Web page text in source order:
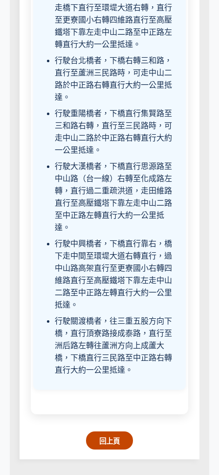
走橋下直行至環堤大道右轉，直行
至更寮國小右轉四維路直行至高壓
鐵塔下靠左走中山二路至中正路左
轉直行大約一公里抵達。
行駛台北橋者，下橋右轉三和路，
直行至蘆洲三民路時，可走中山二
路於中正路右轉直行大約一公里抵
達。
行駛重陽橋者，下橋直行集賢路至
三和路右轉，直行至三民路時，可
走中山二路於中正路右轉直行大約
一公里抵達。
行駛大漢橋者，下橋直行思源路至
中山路（台一線）右轉至化成路左
轉，直行過二重疏洪道，走田維路
直行至高壓鐵塔下靠左走中山二路
至中正路左轉直行大約一公里抵
達。
行駛中興橋者，下橋直行靠右，橋
下走中間至環堤大道右轉直行，過
中山路高架直行至更寮國小右轉四
維路直行至高壓鐵塔下靠左走中山
二路至中正路左轉直行大約一公里
抵達。
行駛關渡橋者，往三重五股方向下
橋，直行頂寮路接成泰路，直行至
洲后路左轉往蘆洲方向上成蘆大
橋，下橋直行三民路至中正路右轉
直行大約一公里抵達。
回上頁